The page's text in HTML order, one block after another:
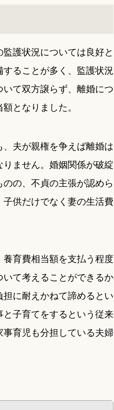
護状況については良好と
ることが多く、監護状況
て双方譲らず、離婚につ
となりました。
夫が親権を争えば離婚は
ません。婚姻関係が破綻
の、不貞の主張が認めら
供だけでなく妻の生活費
育費相当額を支払う程度
て考えることができるか
に耐えかねて諦めるとい
子育てをするという従来
育児も分担している夫婦